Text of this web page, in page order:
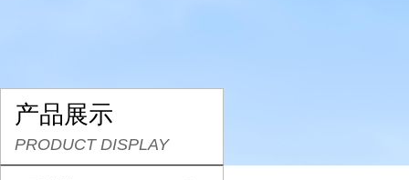
产品展示
PRODUCT DISPLAY